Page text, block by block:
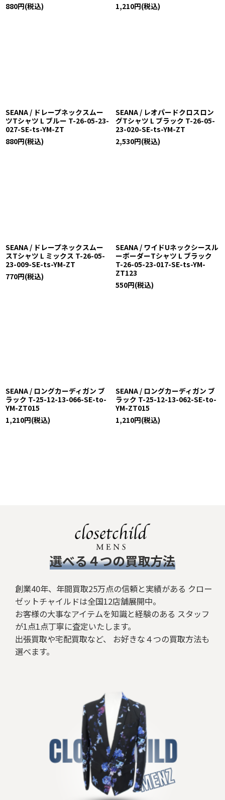
880円(税込) 1,210円(税込)
SEANA / ドレープネックスムー
ツTシャツ L ブルー T-26-05-23-
027-SE-ts-YM-ZT
880円(税込)
SEANA / レオパードクロスロン
グTシャツ L ブラック T-26-05-
23-020-SE-ts-YM-ZT
2,530円(税込)
SEANA / ドレープネックスムー
スTシャツ L ミックス T-26-05-
23-009-SE-ts-YM-ZT
770円(税込)
SEANA / ワイドUネックシースル
ーボーダーTシャツ L ブラック
T-26-05-23-017-SE-ts-YM-
ZT123
550円(税込)
SEANA / ロングカーディガン ブ
ラック T-25-12-13-066-SE-to-
YM-ZT015
1,210円(税込)
SEANA / ロングカーディガン ブ
ラック T-25-12-13-062-SE-to-
YM-ZT015
1,210円(税込)
​選べる４つの買取方法
創業40年、年間買取25万点の信頼と実績がある クロー
ゼットチャイルドは全国12店舗展開中。
お客様の大事なアイテムを知識と経験のある スタッフ
が1点1点丁寧に査定いたします。
出張買取や宅配買取など、 お好きな４つの買取方法も
選べます。